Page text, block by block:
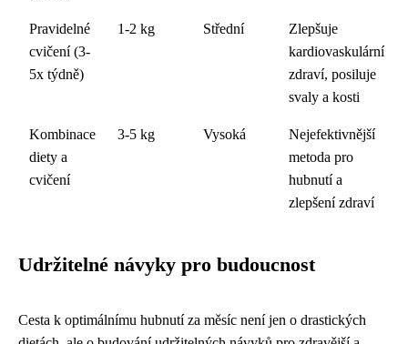
Pravidelné
cvičení (3-
5x týdně)
1-2 kg Střední
Zlepšuje
kardiovaskulární
zdraví, posiluje
svaly a kosti
Kombinace
diety a
cvičení
3-5 kg Vysoká
Nejefektivnější
metoda pro
hubnutí a
zlepšení zdraví
Udržitelné návyky pro budoucnost
Cesta k optimálnímu hubnutí za měsíc není jen o drastických